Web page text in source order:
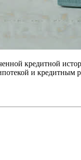
кредитной
и